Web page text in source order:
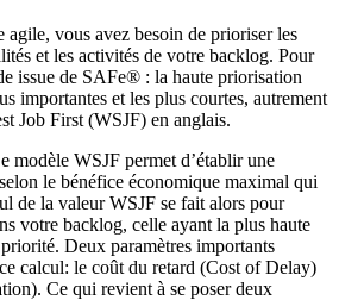
vous avez besoin de prioriser les
et les activités de votre backlog. Pour
issue de SAFe® : la haute priorisation
importantes et les plus courtes, autrement
Job First (WSJF) en anglais.
modèle WSJF permet d’établir une
le bénéfice économique maximal qui
de la valeur WSJF se fait alors pour
votre backlog, celle ayant la plus haute
Deux paramètres importants
calcul: le coût du retard (Cost of Delay)
Ce qui revient à se poser deux